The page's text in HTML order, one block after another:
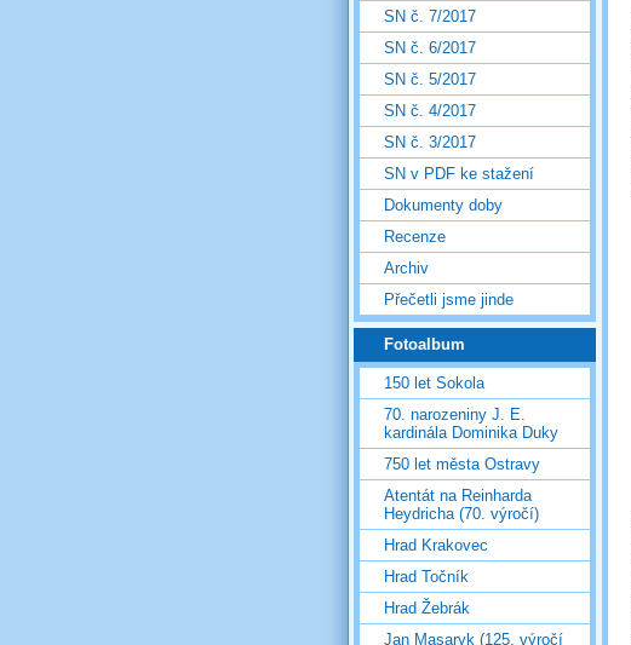
SN č. 7/2017
SN č. 6/2017
SN č. 5/2017
SN č. 4/2017
SN č. 3/2017
SN v PDF ke stažení
Dokumenty doby
Recenze
Archiv
Přečetli jsme jinde
Fotoalbum
150 let Sokola
70. narozeniny J. E.
kardinála Dominika Duky
750 let města Ostravy
Atentát na Reinharda
Heydricha (70. výročí)
Hrad Krakovec
Hrad Točník
Hrad Žebrák
Jan Masaryk (125. výročí